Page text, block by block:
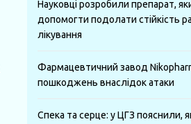
Науковці розробили препарат,
допомогти подолати стійкість
лікування
Фармацевтичний завод
пошкоджень внаслідок атаки
Спека та серце: у ЦГЗ пояснили,